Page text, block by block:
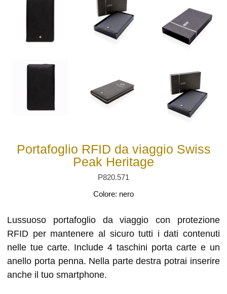
Portafoglio RFID da viaggio Swiss
Peak Heritage
P820.571
Colore: nero
Lussuoso portafoglio da viaggio con protezione
RFID per mantenere al sicuro tutti i dati contenuti
nelle tue carte. Include 4 taschini porta carte e un
anello porta penna. Nella parte destra potrai inserire
anche il tuo smartphone.